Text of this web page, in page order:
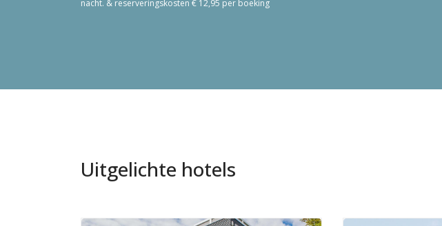
nacht. & reserveringskosten € 12,95 per boeking
Uitgelichte hotels